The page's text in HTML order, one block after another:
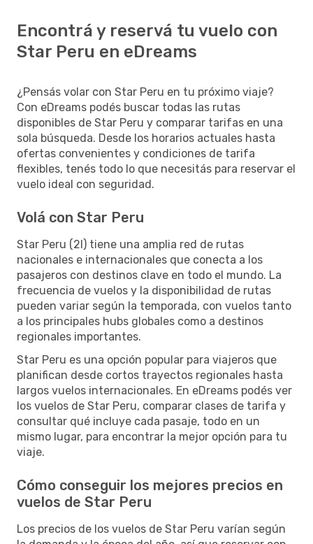
Encontrá y reservá tu vuelo con
Star Peru en eDreams
¿Pensás volar con Star Peru en tu próximo viaje?
Con eDreams podés buscar todas las rutas
disponibles de Star Peru y comparar tarifas en una
sola búsqueda. Desde los horarios actuales hasta
ofertas convenientes y condiciones de tarifa
flexibles, tenés todo lo que necesitás para reservar el
vuelo ideal con seguridad.
Volá con Star Peru
Star Peru (2I) tiene una amplia red de rutas
nacionales e internacionales que conecta a los
pasajeros con destinos clave en todo el mundo. La
frecuencia de vuelos y la disponibilidad de rutas
pueden variar según la temporada, con vuelos tanto
a los principales hubs globales como a destinos
regionales importantes.
Star Peru es una opción popular para viajeros que
planifican desde cortos trayectos regionales hasta
largos vuelos internacionales. En eDreams podés ver
los vuelos de Star Peru, comparar clases de tarifa y
consultar qué incluye cada pasaje, todo en un
mismo lugar, para encontrar la mejor opción para tu
viaje.
Cómo conseguir los mejores precios en
vuelos de Star Peru
Los precios de los vuelos de Star Peru varían según